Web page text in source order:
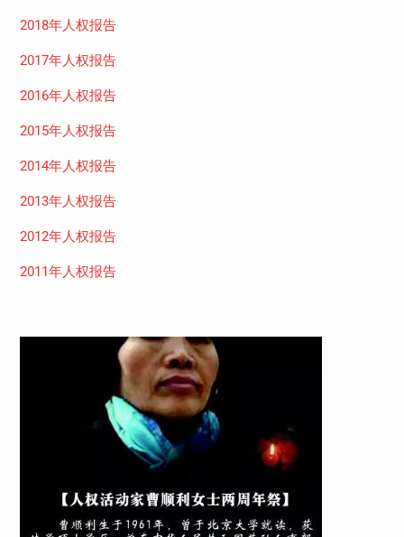
2018年人权报告
2017年人权报告
2016年人权报告
2015年人权报告
2014年人权报告
2013年人权报告
2012年人权报告
2011年人权报告